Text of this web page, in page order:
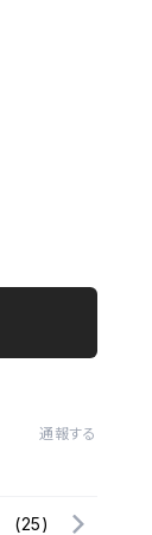
通報する
(25)